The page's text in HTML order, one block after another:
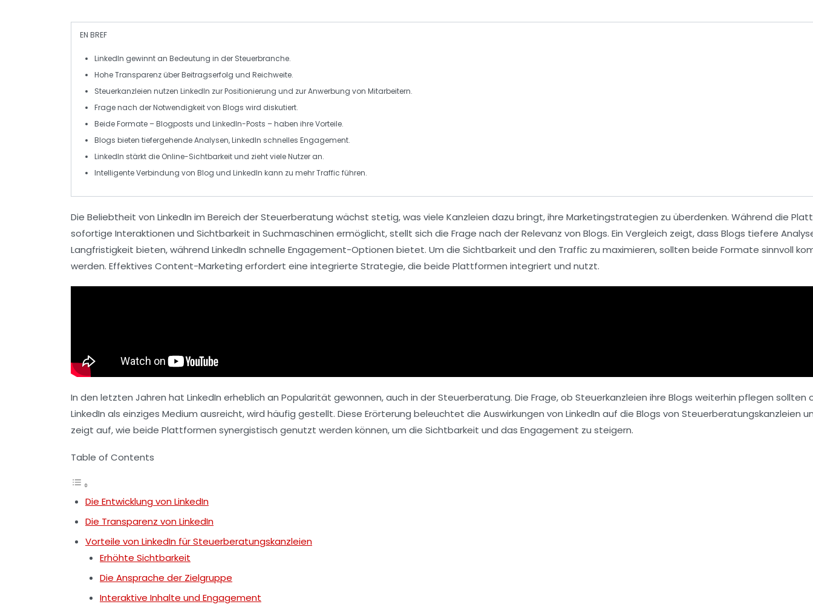
EN BREF
LinkedIn gewinnt an Bedeutung in der Steuerbranche.
HoheTransparenzüber Beitragserfolg und Reichweite.
Steuerkanzleien nutzen LinkedIn zurPositionierung und zur Anwerbung von Mitarbeitern.
Frage nach derNotwendigkeitvon Blogs wird diskutiert.
Beide Formate –Blogposts und LinkedIn-Posts – haben ihre Vorteile.
Blogs bieten tiefergehende Analysen, LinkedIn schnelles Engagement.
LinkedIn stärkt die Online-Sichtbarkeitund zieht vieleNutzer an.
Intelligente Verbindung von Blog und LinkedIn kann zu mehrTraffic führen.
Die Beliebtheit von LinkedIn im Bereich derSteuerberatung wächst stetig, was viele Kanzleien dazu bringt, ihre Marketingstrategien zu überdenken. Während die
sofortige Interaktionen und Sichtbarkeit in Suchmaschinen ermöglicht, stellt sich die Frage nach der Relevanz von Blogs. Ein Vergleich zeigt, dass Blogs tiefere
Langfristigkeit bieten, während LinkedIn schnelle Engagement-Optionen bietet. Um die Sichtbarkeit und den Traffic zu maximieren, sollten beide Formate sinnvoll
werden. Effektives Content-Marketing erfordert eine integrierte Strategie, die beide Plattformen integriert und nutzt.
In den letzten Jahren hat LinkedIn erheblich an Popularität gewonnen, auch in der Steuerberatung. Die Frage, ob Steuerkanzleien ihre Blogs weiterhin pflegen sollten
LinkedIn als einziges Medium ausreicht, wird häufig gestellt. Diese Erörterung beleuchtet die Auswirkungen von LinkedIn auf die Blogs von Steuerberatungskanzleien
zeigt auf, wie beide Plattformen synergistisch genutzt werden können, um die Sichtbarkeit und das Engagement zu steigern.
Table of Contents
Die Entwicklung von LinkedIn
Die Transparenz von LinkedIn
Vorteile von LinkedIn für Steuerberatungskanzleien
Erhöhte Sichtbarkeit
Die Ansprache der Zielgruppe
Interaktive Inhalte und Engagement